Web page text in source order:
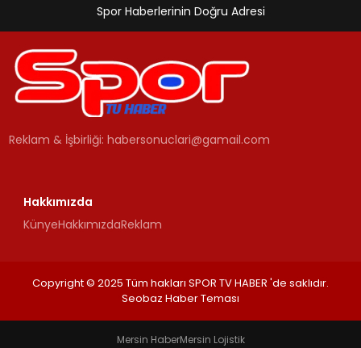
Spor Haberlerinin Doğru Adresi
Reklam & İşbirliği:habersonuclari@gamail.com
Hakkımızda
KünyeHakkımızdaReklam
Copyright © 2025 Tüm hakları SPOR TV HABER 'de saklıdır.
Seobaz Haber Teması
Mersin HaberMersin Lojistik